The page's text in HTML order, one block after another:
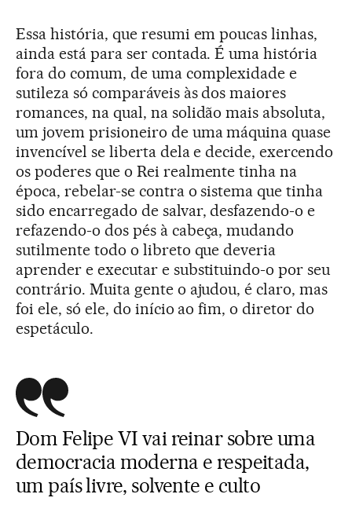
Essa história, que resumi em poucas linhas,
ainda está para ser contada. É uma história
fora do comum, de uma complexidade e
sutileza só comparáveis às dos maiores
romances, na qual, na solidão mais absoluta,
um jovem prisioneiro de uma máquina quase
invencível se liberta dela e decide, exercendo
os poderes que o Rei realmente tinha na
época, rebelar-se contra o sistema que tinha
sido encarregado de salvar, desfazendo-o e
refazendo-o dos pés à cabeça, mudando
sutilmente todo o libreto que deveria
aprender e executar e substituindo-o por seu
contrário. Muita gente o ajudou, é claro, mas
foi ele, só ele, do início ao fim, o diretor do
espetáculo.
Dom Felipe VI vai reinar sobre uma
democracia moderna e respeitada,
um país livre, solvente e culto